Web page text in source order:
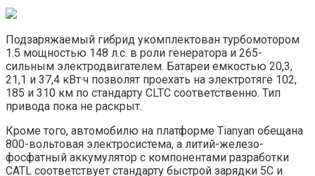
Подзаряжаемый гибрид укомплектован турбомотором
1.5 мощностью 148 л.с. в роли генератора и 265-
сильным электродвигателем. Батареи емкостью 20,3,
21,1 и 37,4 кВт·ч позволят проехать на электротяге 102,
185 и 310 км по стандарту CLTC соответственно. Тип
привода пока не раскрыт.
Кроме того, автомобилю на платформе Tianyan обещана
800-вольтовая электросистема, а литий-железо-
фосфатный аккумулятор с компонентами разработки
CATL соответствует стандарту быстрой зарядки 5С и